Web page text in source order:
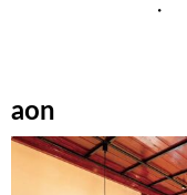
・
aon